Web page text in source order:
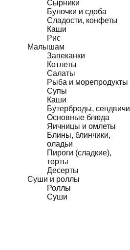
Сырники
Булочки и сдоба
Сладости, конфеты
Каши
Рис
Малышам
Запеканки
Котлеты
Салаты
Рыба и морепродукты
Супы
Каши
Бутерброды, сендвичи
Основные блюда
Яичницы и омлеты
Блины, блинчики,
оладьи
Пироги (сладкие),
торты
Десерты
Суши и роллы
Роллы
Суши